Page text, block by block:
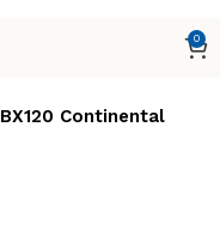
0
Continental